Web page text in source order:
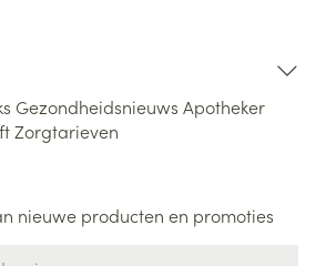
Gezondheidsnieuws Apotheker
Zorgtarieven
nieuwe producten en promoties